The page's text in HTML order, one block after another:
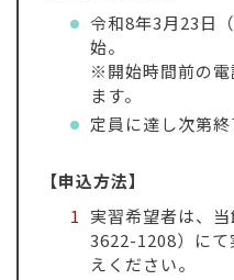
令和8年3月23日
始。
※開始時間前の電
ます。
定員に達し次第終
【申込方法】
実習希望者は、
3622-1208）に
えください。